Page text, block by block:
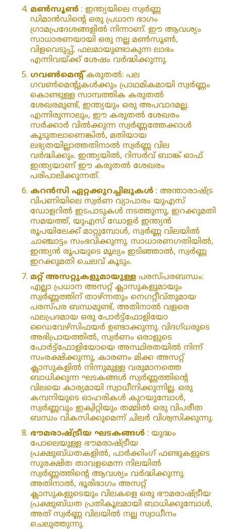
മൺസൂൺ : ഇന്ത്യയിലെ സ്വർണ്ണ
ഡിമാൻഡിന്റെ ഒരു പ്രധാന ഭാഗം
ഗ്രാമപ്രദേശങ്ങളിൽ നിന്നാണ്. ഈ ആവശ്യം
സാധാരണയായി ഒരു നല്ല മൺസൂൺ,
വിളവെടുപ്പ്, ഫലമായുണ്ടാകുന്ന ലാഭം
എന്നിവയ്ക്ക് ശേഷം വർദ്ധിക്കുന്നു.
ഗവൺമെന്റ്കരുതൽ: പല
ഗവൺമെന്റുകൾക്കും പ്രാഥമികമായി സ്വർണ്ണം
കൊണ്ടുള്ള സാമ്പത്തിക കരുതൽ
ശേഖരമുണ്ട്, ഇന്ത്യയും ഒരു അപവാദമല്ല.
എന്നിരുന്നാലും, ഈ കരുതൽ ശേഖരം
സർക്കാർ വിൽക്കുന്ന സ്വർണ്ണത്തേക്കാൾ
കൂടുതലാണെങ്കിൽ, മതിയായ
ലഭ്യതയില്ലാത്തതിനാൽ സ്വർണ്ണ വില
വർദ്ധിക്കും. ഇന്ത്യയിൽ, റിസർവ് ബാങ്ക് ഓഫ്
ഇന്ത്യയാണ് ഈ കരുതൽ ശേഖരം
പരിപാലിക്കുന്നത്.
കറൻസി ഏറ്റക്കുറച്ചിലുകൾ : അന്താരാഷ്‌ട്ര
വിപണിയിലെ സ്വർണ വ്യാപാരം യുഎസ്
ഡോളറിൽ ഇടപാടുകൾ നടത്തുന്നു, ഇറക്കുമതി
സമയത്ത്, യുഎസ് ഡോളർ ഇന്ത്യൻ
രൂപയിലേക്ക് മാറ്റുമ്പോൾ, സ്വർണ്ണ വിലയിൽ
ചാഞ്ചാട്ടം സംഭവിക്കുന്നു. സാധാരണഗതിയിൽ,
ഇന്ത്യൻ രൂപയുടെ മൂല്യം ഇടിഞ്ഞാൽ, സ്വർണ്ണ
ഇറക്കുമതി ചെലവ് കൂടും.
മറ്റ് അസറ്റുകളുമായുള്ള പരസ്പരബന്ധം:
എല്ലാ പ്രധാന അസറ്റ് ക്ലാസുകളുമായും
സ്വർണ്ണത്തിന് താഴ്ന്നതും നെഗറ്റീവ്തുമായ
പരസ്പര ബന്ധമുണ്ട്, അതിനാൽ വളരെ
ഫലപ്രദമായ ഒരു പോർട്ട്ഫോളിയോ
ഡൈവേഴ്സിഫയർ ഉണ്ടാക്കുന്നു. വിദഗ്ധരുടെ
അഭിപ്രായത്തിൽ, സ്വർണം ഒരാളുടെ
പോർട്ട്‌ഫോളിയോയെ അസ്ഥിരതയിൽ നിന്ന്
സംരക്ഷിക്കുന്നു, കാരണം മിക്ക അസറ്റ്
ക്ലാസുകളിൽ നിന്നുമുള്ള വരുമാനത്തെ
ബാധിക്കുന്ന ഘടകങ്ങൾ സ്വർണ്ണത്തിന്റെ
വിലയെ കാര്യമായി സ്വാധീനിക്കുന്നില്ല. ഒരു
കമ്പനിയുടെ ഓഹരികൾ കുറയുമ്പോൾ,
സ്വർണ്ണവും ഇക്വിറ്റിയും തമ്മിൽ ഒരു വിപരീത
ബന്ധം വികസിക്കുമെന്ന് ചിലർ വിശ്വസിക്കുന്നു.
ഭൗമരാഷ്ട്രീയ ഘടകങ്ങൾ : യുദ്ധം
പോലെയുള്ള ഭൗമരാഷ്ട്രീയ
പ്രക്ഷുബ്ധതകളിൽ, പാർക്കിംഗ് ഫണ്ടുകളുടെ
സുരക്ഷിത താവളമെന്ന നിലയിൽ
സ്വർണ്ണത്തിന്റെ ആവശ്യം വർദ്ധിക്കുന്നു.
അതിനാൽ, ഭൂരിഭാഗം അസറ്റ്
ക്ലാസുകളുടെയും വിലകളെ ഒരു ഭൗമരാഷ്ട്രീയ
പ്രക്ഷുബ്ധത പ്രതികൂലമായി ബാധിക്കുമ്പോൾ,
അത് സ്വർണ്ണ വിലയിൽ നല്ല സ്വാധീനം
ചെലുത്തുന്നു.